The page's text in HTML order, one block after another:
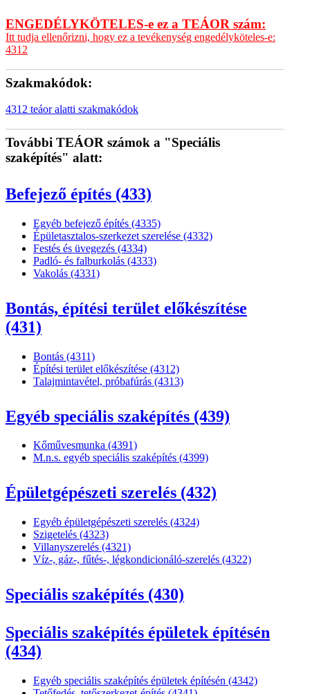
ENGEDÉLYKÖTELES-e ez a TEÁOR szám:
Itt tudja ellenőrizni, hogy ez a tevékenység engedélyköteles-e:
4312
Szakmakódok:
4312 teáor alatti szakmakódok
További TEÁOR számok a "Speciális
szaképítés" alatt:
Befejező építés (433)
Egyéb befejező építés (4335)
Épületasztalos-szerkezet szerelése (4332)
Festés és üvegezés (4334)
Padló- és falburkolás (4333)
Vakolás (4331)
Bontás, építési terület előkészítése
(431)
Bontás (4311)
Építési terület előkészítése (4312)
Talajmintavétel, próbafúrás (4313)
Egyéb speciális szaképítés (439)
Kőművesmunka (4391)
M.n.s. egyéb speciális szaképítés (4399)
Épületgépészeti szerelés (432)
Egyéb épületgépészeti szerelés (4324)
Szigetelés (4323)
Villanyszerelés (4321)
Víz-, gáz-, fűtés-, légkondicionáló-szerelés (4322)
Speciális szaképítés (430)
Speciális szaképítés épületek építésén
(434)
Egyéb speciális szaképítés épületek építésén (4342)